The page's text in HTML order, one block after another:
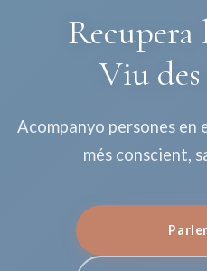
Viu
Acompanyo persones en
més conscient,